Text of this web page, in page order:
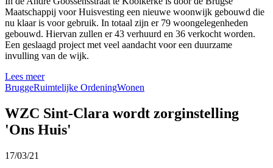
Maatschappij voor Huisvesting een nieuwe woonwijk gebouwd die
nu klaar is voor gebruik. In totaal zijn er 79 woongelegenheden
gebouwd. Hiervan zullen er 43 verhuurd en 36 verkocht worden.
Een geslaagd project met veel aandacht voor een duurzame
invulling van de wijk.
Lees meer
BruggeRuimtelijke OrdeningWonen
WZC Sint-Clara wordt zorginstelling
'Ons Huis'
17/03/21